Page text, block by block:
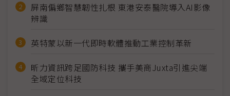
屏南偏鄉智慧韌性扎根 東港安泰醫院導入AI影像
辨識
英特蒙以新一代即時軟體推動工業控制革新
昕力資訊跨足國防科技 攜手美商Juxta引進尖端
全域定位科技